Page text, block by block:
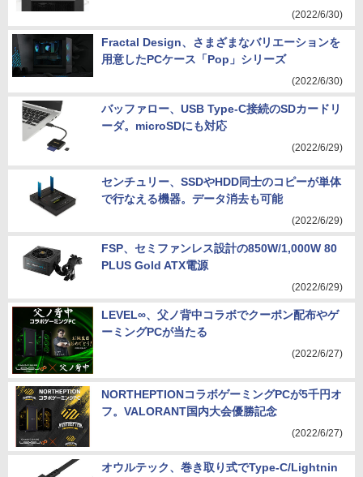
(2022/6/30)
Fractal Design、さまざまなバリエーションを
用意したPCケース「Pop」シリーズ
(2022/6/30)
バッファロー、USB Type-C接続のSDカードリ
ーダ。microSDにも対応
(2022/6/29)
センチュリー、SSDやHDD同士のコピーが単体
で行なえる機器。データ消去も可能
(2022/6/29)
FSP、セミファンレス設計の850W/1,000W 80
PLUS Gold ATX電源
(2022/6/29)
LEVEL∞、父ノ背中コラボでクーポン配布やゲ
ーミングPCが当たる
(2022/6/27)
NORTHEPTIONコラボゲーミングPCが5千円オ
フ。VALORANT国内大会優勝記念
(2022/6/27)
オウルテック、巻き取り式でType-C/Lightnin